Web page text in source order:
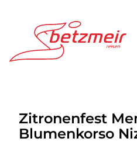
Highlights
Service
Zitronenfest
Blumenkorso